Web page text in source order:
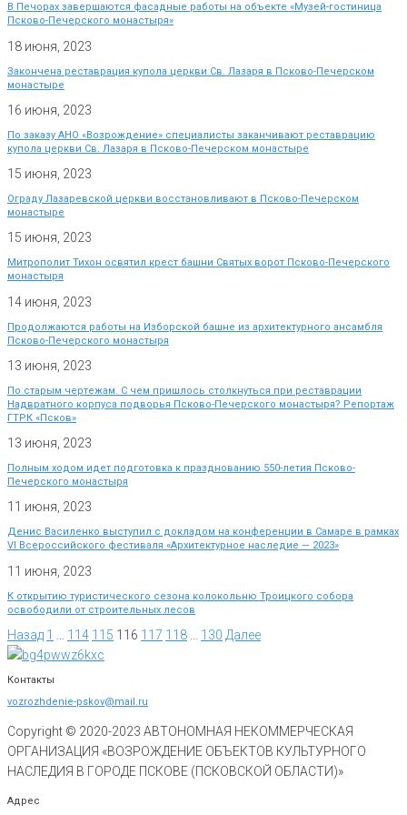
В Печорах завершаются фасадные работы на объекте «Музей-гостиница
Псково-Печерского монастыря»
18 июня, 2023
Закончена реставрация купола церкви Св. Лазаря в Псково-Печерском
монастыре
16 июня, 2023
По заказу АНО «Возрождение» специалисты заканчивают реставрацию
купола церкви Св. Лазаря в Псково-Печерском монастыре
15 июня, 2023
Ограду Лазаревской церкви восстановливают в Псково-Печерском
монастыре
15 июня, 2023
Митрополит Тихон освятил крест башни Святых ворот Псково-Печерского
монастыря
14 июня, 2023
Продолжаются работы на Изборской башне из архитектурного ансамбля
Псково-Печерского монастыря
13 июня, 2023
По старым чертежам. С чем пришлось столкнуться при реставрации
Надвратного корпуса подворья Псково-Печерского монастыря? Репортаж
ГТРК «Псков»
13 июня, 2023
Полным ходом идет подготовка к празднованию 550-летия Псково-
Печерского монастыря
11 июня, 2023
Денис Василенко выступил с докладом на конференции в Самаре в рамках
VI Всероссийского фестиваля «Архитектурное наследие — 2023»
11 июня, 2023
К открытию туристического сезона колокольню Троицкого собора
освободили от строительных лесов
Назад 1 114 115 116 117 118 130 Далее
Контакты
vozrozhdenie-pskov@mail.ru
Copyright © 2020-2023 АВТОНОМНАЯ НЕКОММЕРЧЕСКАЯ
ОРГАНИЗАЦИЯ «ВОЗРОЖДЕНИЕ ОБЪЕКТОВ КУЛЬТУРНОГО
НАСЛЕДИЯ В ГОРОДЕ ПСКОВЕ (ПСКОВСКОЙ ОБЛАСТИ)»
Адрес